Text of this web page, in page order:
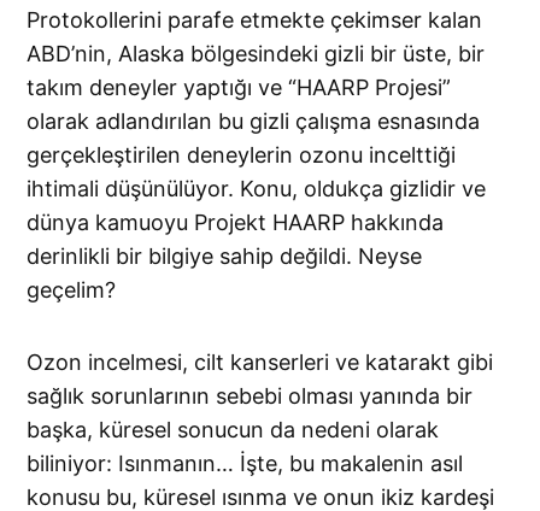
Protokollerini parafe etmekte çekimser kalan
ABD’nin, Alaska bölgesindeki gizli bir üste, bir
takım deneyler yaptığı ve “HAARP Projesi”
olarak adlandırılan bu gizli çalışma esnasında
gerçekleştirilen deneylerin ozonu incelttiği
ihtimali düşünülüyor. Konu, oldukça gizlidir ve
dünya kamuoyu Projekt HAARP hakkında
derinlikli bir bilgiye sahip değildi. Neyse
geçelim?
Ozon incelmesi, cilt kanserleri ve katarakt gibi
sağlık sorunlarının sebebi olması yanında bir
başka, küresel sonucun da nedeni olarak
biliniyor: Isınmanın… İşte, bu makalenin asıl
konusu bu, küresel ısınma ve onun ikiz kardeşi